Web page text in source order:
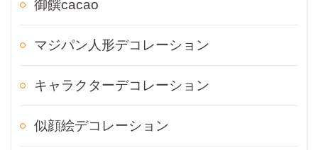
御饌cacao
マジパン人形デコレーション
キャラクターデコレーション
似顔絵デコレーション